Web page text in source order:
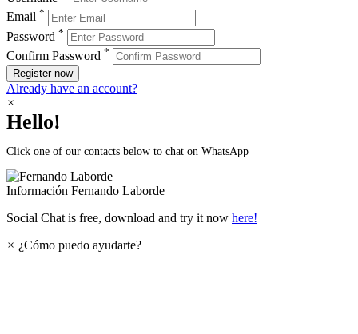
Email *
Password *
Confirm Password *
Register now
Already have an account?
×
Hello!
Click one of our contacts below to chat on WhatsApp
Información Fernando Laborde
Social Chat is free, download and try it now here!
× ¿Cómo puedo ayudarte?